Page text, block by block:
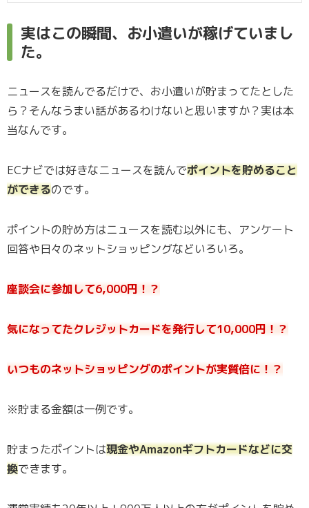
実はこの瞬間、お小遣いが稼げていまし
た。
ニュースを読んでるだけで、お小遣いが貯まってたとした
ら？そんなうまい話があるわけないと思いますか？実は本
当なんです。
ECナビでは好きなニュースを読んでポイントを貯めること
ができるのです。
ポイントの貯め方はニュースを読む以外にも、アンケート
回答や日々のネットショッピングなどいろいろ。
座談会に参加して6,000円！？
気になってたクレジットカードを発行して10,000円！？
いつものネットショッピングのポイントが実質倍に！？
※貯まる金額は一例です。
貯まったポイントは現金やAmazonギフトカードなどに交
換できます。